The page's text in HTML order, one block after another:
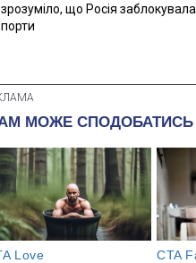
зрозуміло, що Росія заблокувала
порти